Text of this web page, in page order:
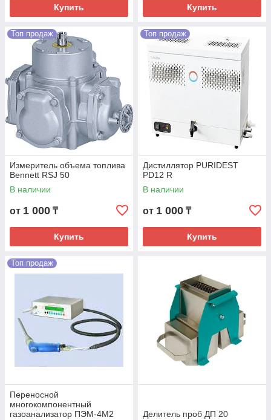
Купить Купить
Топ продаж
Измеритель объема топлива
Bennett RSJ 50
В наличии
от 1 000 ₸
Купить
Топ продаж
Дистиллятор PURIDEST
PD12 R
В наличии
от 1 000 ₸
Купить
Топ продаж
Переносной
многокомпонентный
газоанализатор ПЭМ-4М2
Делитель проб ДП 20